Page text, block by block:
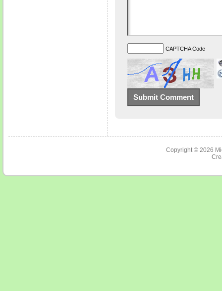
CAPTCHA Code
Copyright © 2026